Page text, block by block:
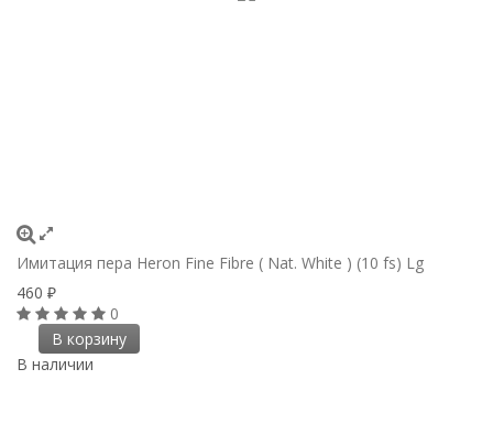
Имитация пера Heron Fine Fibre ( Nat. White ) (10 fs) Lg
460 ₽
0
В корзину
В наличии